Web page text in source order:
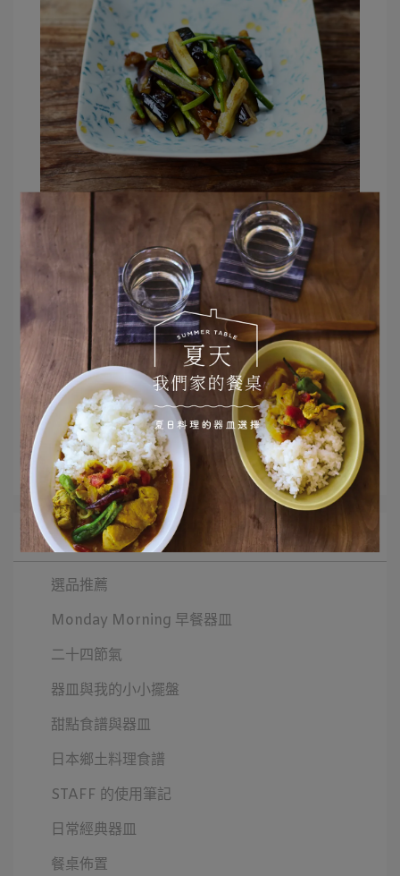
Citron盤
面佈滿檸檬果實與枝葉的圖案，色彩與氣
氛都十分輕鬆明亮。
文章分類 小缽 小盤 青蒜
茄子 配菜盤
所有文章主題
選品推薦
Monday Morning 早餐器皿
二十四節氣
器皿與我的小小擺盤
甜點食譜與器皿
日本鄉土料理食譜
STAFF 的使用筆記
日常經典器皿
餐桌佈置